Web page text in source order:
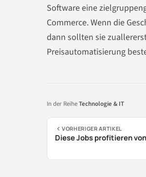
Software eine
Commerce. Wenn die
dann sollten sie
Preisautomatisierung
In der ReiheTechnologie & IT
VORHERIGER ARTIKEL
Diese Jobs profitieren